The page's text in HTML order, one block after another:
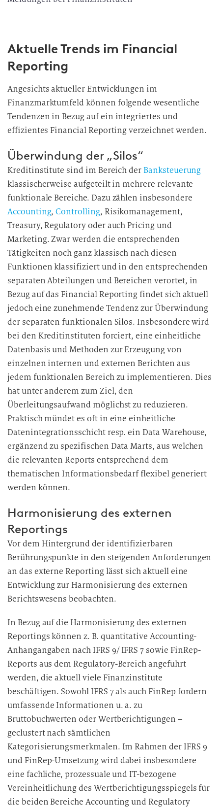
Aktuelle Trends im Financial
Reporting
Angesichts aktueller Entwicklungen im
Finanzmarktumfeld können folgende wesentliche
Tendenzen in Bezug auf ein integriertes und
effizientes Financial Reporting verzeichnet werden.
Überwindung der „Silos“
Kreditinstitute sind im Bereich derBanksteuerung
klassischerweise aufgeteilt in mehrere relevante
funktionale Bereiche. Dazu zählen insbesondere
Accounting,Controlling, Risikomanagement,
Treasury, Regulatory oder auch Pricing und
Marketing. Zwar werden die entsprechenden
Tätigkeiten noch ganz klassisch nach diesen
Funktionen klassifiziert und in den entsprechenden
separaten Abteilungen und Bereichen verortet, in
Bezug auf das Financial Reporting findet sich aktuell
jedoch eine zunehmende Tendenz zur Überwindung
der separaten funktionalen Silos. Insbesondere wird
bei den Kreditinstituten forciert, eine einheitliche
Datenbasis und Methoden zur Erzeugung von
einzelnen internen und externen Berichten aus
jedem funktionalen Bereich zu implementieren. Dies
hat unter anderem zum Ziel, den
Überleitungsaufwand möglichst zu reduzieren.
Praktisch mündet es oft in eine einheitliche
Datenintegrationsschicht resp. ein Data Warehouse,
ergänzend zu spezifischen Data Marts, aus welchen
die relevanten Reports entsprechend dem
thematischen Informationsbedarf flexibel generiert
werden können.
Harmonisierung des externen
Reportings
Vor dem Hintergrund der identifizierbaren
Berührungspunkte in den steigenden Anforderungen
an das externe Reporting lässt sich aktuell eine
Entwicklung zur Harmonisierung des externen
Berichtswesens beobachten.
In Bezug auf die Harmonisierung des externen
Reportings können z. B. quantitative Accounting-
Anhangangaben nach IFRS 9/ IFRS 7 sowie FinRep-
Reports aus dem Regulatory-Bereich angeführt
werden, die aktuell viele Finanzinstitute
beschäftigen. Sowohl IFRS 7 als auch FinRep fordern
umfassende Informationen u. a. zu
Bruttobuchwerten oder Wertberichtigungen –
geclustert nach sämtlichen
Kategorisierungsmerkmalen. Im Rahmen der IFRS 9
und FinRep-Umsetzung wird dabei insbesondere
eine fachliche, prozessuale und IT-bezogene
Vereinheitlichung des Wertberichtigungsspiegels für
die beiden Bereiche Accounting und Regulatory